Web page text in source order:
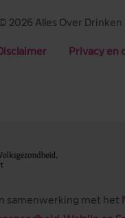
2026 Alles Over Drinken
Privacy en
samenwerking met het